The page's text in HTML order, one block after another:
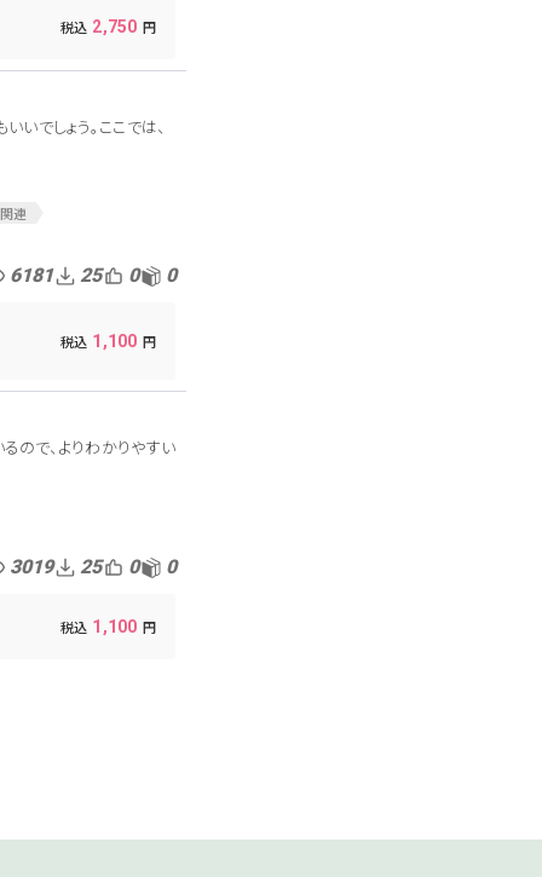
2,750
でしょう。ここでは、
連
6181 25 0 0
1,100
ので、よりわかりやすい
3019 25 0 0
1,100